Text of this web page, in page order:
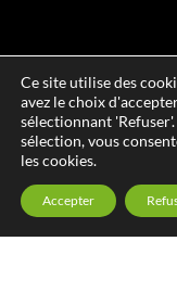
Ce site utilise des
avez le choix
sélectionnant
sélection, vous
les cookies.
Accepter